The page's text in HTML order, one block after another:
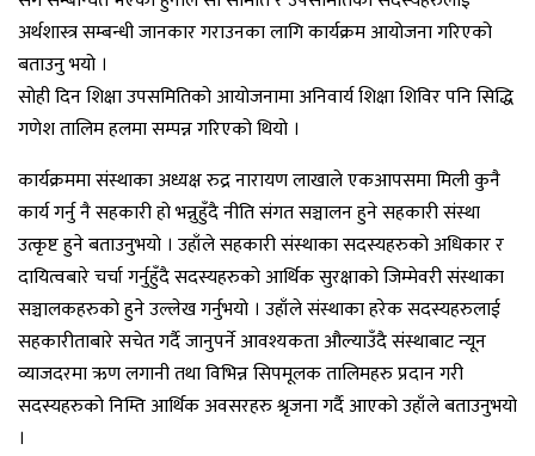
अर्थशास्त्र सम्बन्धी जानकार गराउनका लागि कार्यक्रम आयोजना गरिएको
बताउनु भयो ।
सोही दिन शिक्षा उपसमितिको आयोजनामा अनिवार्य शिक्षा शिविर पनि सिद्धि
गणेश तालिम हलमा सम्पन्न गरिएको थियो ।
कार्यक्रममा संस्थाका अध्यक्ष रुद्र नारायण लाखाले एकआपसमा मिली कुनै
कार्य गर्नु नै सहकारी हो भन्नुहुँदै नीति संगत सञ्चालन हुने सहकारी संस्था
उत्कृष्ट हुने बताउनुभयो । उहाँले सहकारी संस्थाका सदस्यहरुको अधिकार र
दायित्वबारे चर्चा गर्नुहुँदै सदस्यहरुको आर्थिक सुरक्षाको जिम्मेवरी संस्थाका
सञ्चालकहरुको हुने उल्लेख गर्नुभयो । उहाँले संस्थाका हरेक सदस्यहरुलाई
सहकारीताबारे सचेत गर्दै जानुपर्ने आवश्यकता औल्याउँदै संस्थाबाट न्यून
व्याजदरमा ऋण लगानी तथा विभिन्न सिपमूलक तालिमहरु प्रदान गरी
सदस्यहरुको निम्ति आर्थिक अवसरहरु श्रृजना गर्दै आएको उहाँले बताउनुभयो
।